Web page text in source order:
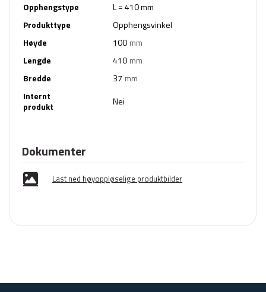
Opphengstype
L = 410 mm
Produkttype
Opphengsvinkel
Høyde
100 mm
Lengde
410 mm
Bredde
37 mm
Internt
produkt
Nei
Dokumenter
Last ned høyoppløselige produktbilder